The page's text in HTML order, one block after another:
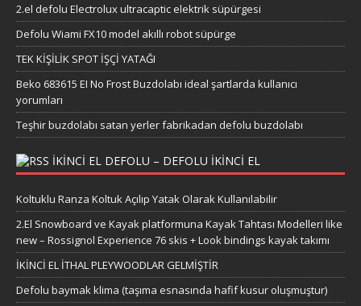
2.el defolu Electrolux ultracaptic elektrik süpürgesi
Defolu Wiami FX10 model akıllı robot süpürge
TEK KİŞİLİK SPOT İŞÇİ YATAĞI
Beko 683615 EI No Frost Buzdolabı ideal şartlarda kullanıcı
yorumları
Teşhir buzdolabı satan yerler fabrikadan defolu buzdolabı
IKINCI EL DEFOLU – DEFOLU IKINCI EL
Koltuklu Ranza Koltuk Açılıp Yatak Olarak Kullanılabilir
2.El Snowboard ve Kayak platformuna Kayak Tahtası Modelleri like
new – Rossignol Experience 76 skis + Look bindings kayak takımı
İKİNCİ EL İTHAL PLEYWOODLAR GELMİŞTİR
Defolu baymak klima (taşıma esnasında hafif kusur oluşmuştur)